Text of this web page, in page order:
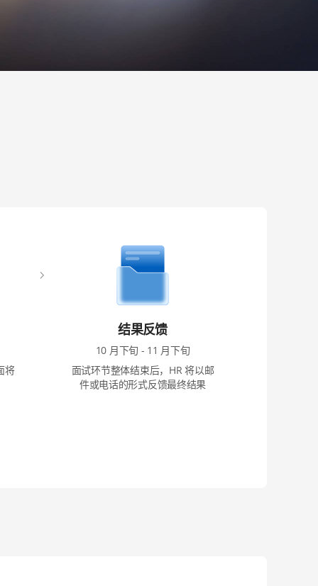
将
结果反馈
10 月下旬 - 11 月下旬
面试环节整体结束后，HR 将以邮
件或电话的形式反馈最终结果